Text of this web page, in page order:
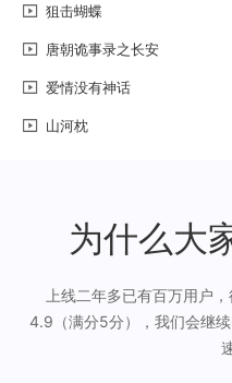
狙击蝴蝶
唐朝诡事录之长安
爱情没有神话
山河枕
为什么大
上线二年多已有百万用户
4.9（满分5分），我们会继